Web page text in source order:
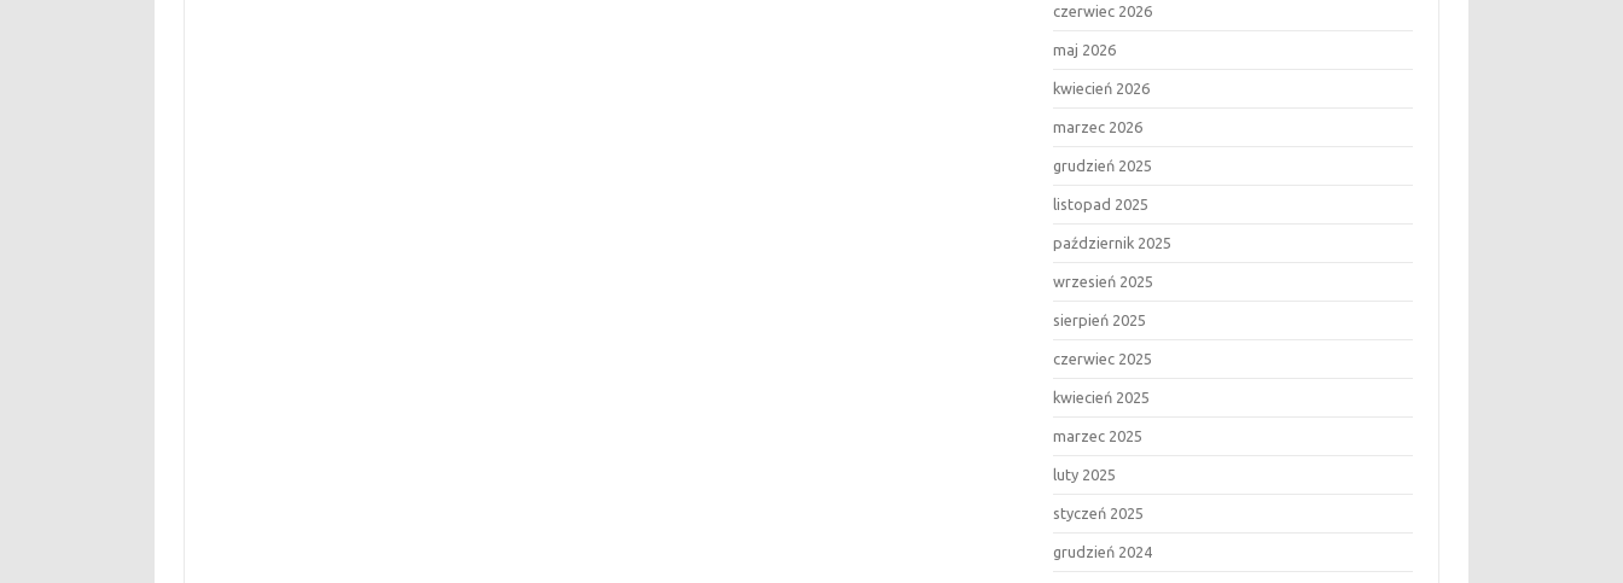
czerwiec 2026
maj 2026
kwiecień 2026
marzec 2026
grudzień 2025
listopad 2025
październik 2025
wrzesień 2025
sierpień 2025
czerwiec 2025
kwiecień 2025
marzec 2025
luty 2025
styczeń 2025
grudzień 2024